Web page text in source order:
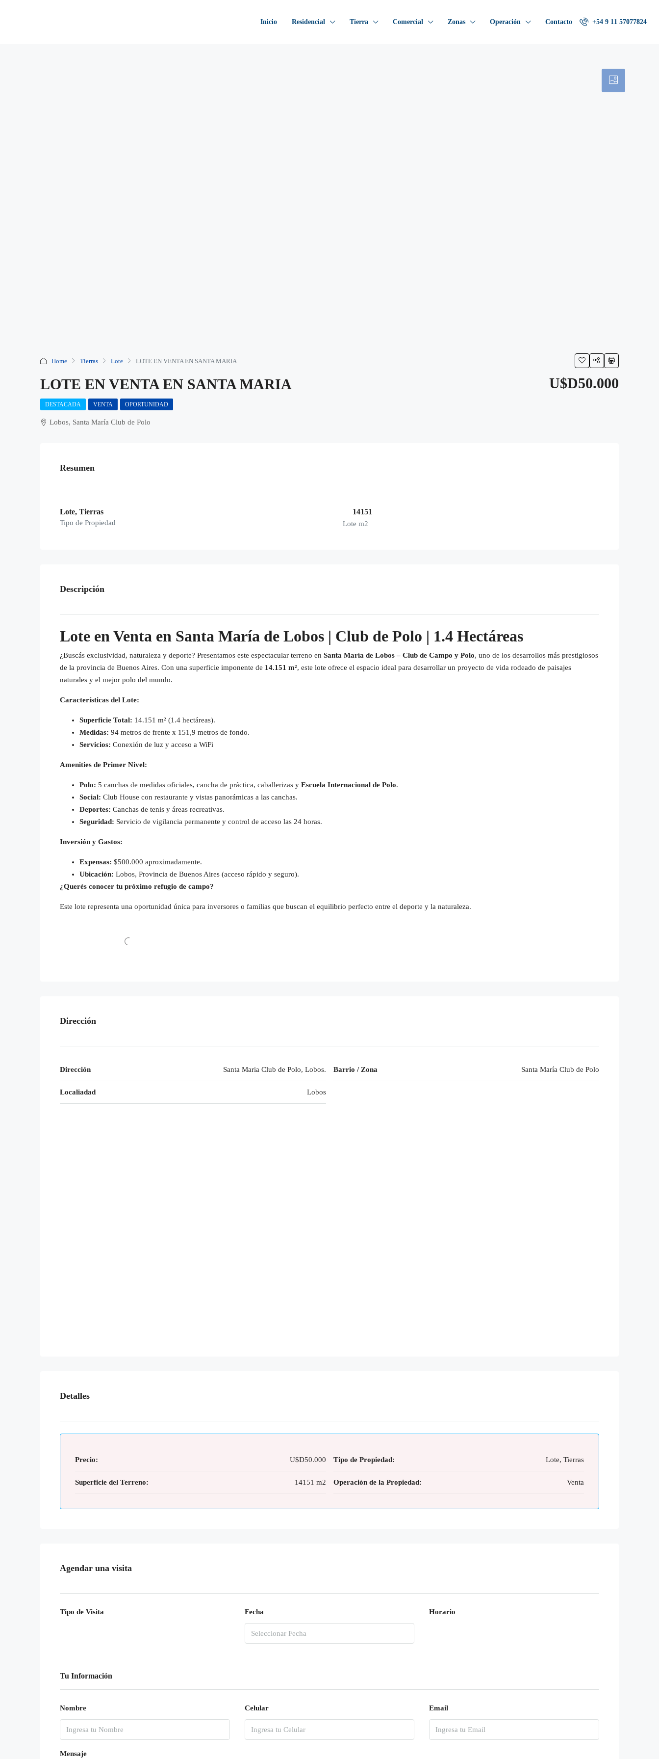
Inicio Residencial Tierra Comercial Zonas Operación Contacto +54 9 11 57077824
Home Tierras Lote LOTE EN VENTA EN SANTA MARIA
LOTE EN VENTA EN SANTA MARIA U$D50.000
DESTACADA VENTA OPORTUNIDAD
Lobos, Santa María Club de Polo
Resumen
Lote, Tierras
Tipo de Propiedad
14151
Lote m2
Descripción
Lote en Venta en Santa María de Lobos | Club de Polo | 1.4 Hectáreas
¿Buscás exclusividad, naturaleza y deporte? Presentamos este espectacular terreno en Santa María de Lobos – Club de Campo y Polo, uno de los desarrollos más prestigiosos
de la provincia de Buenos Aires. Con una superficie imponente de 14.151 m², este lote ofrece el espacio ideal para desarrollar un proyecto de vida rodeado de paisajes
naturales y el mejor polo del mundo.
Características del Lote:
Superficie Total: 14.151 m² (1.4 hectáreas).
Medidas: 94 metros de frente x 151,9 metros de fondo.
Servicios: Conexión de luz y acceso a WiFi
Amenities de Primer Nivel:
Polo: 5 canchas de medidas oficiales, cancha de práctica, caballerizas y Escuela Internacional de Polo.
Social: Club House con restaurante y vistas panorámicas a las canchas.
Deportes: Canchas de tenis y áreas recreativas.
Seguridad: Servicio de vigilancia permanente y control de acceso las 24 horas.
Inversión y Gastos:
Expensas: $500.000 aproximadamente.
Ubicación: Lobos, Provincia de Buenos Aires (acceso rápido y seguro).
¿Querés conocer tu próximo refugio de campo?
Este lote representa una oportunidad única para inversores o familias que buscan el equilibrio perfecto entre el deporte y la naturaleza.
Dirección
Dirección Santa Maria Club de Polo, Lobos.
Localiadad Lobos
Barrio / Zona Santa María Club de Polo
Detalles
Precio: U$D50.000
Superficie del Terreno: 14151 m2
Tipo de Propiedad: Lote, Tierras
Operación de la Propiedad: Venta
Agendar una visita
Tipo de Visita Fecha Horario
Tu Información
Nombre Celular Email
Mensaje